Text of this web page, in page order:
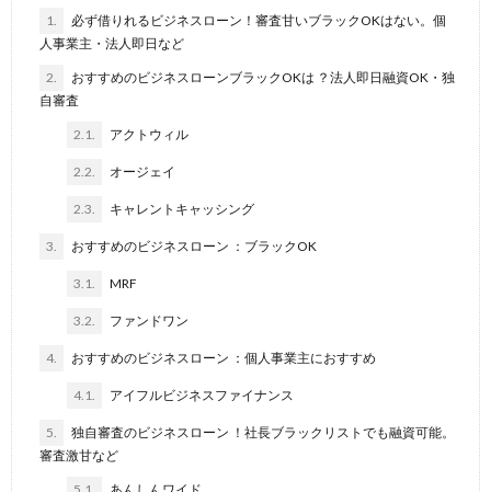
1.
必ず借りれるビジネスローン！審査甘いブラックOKはない。個
人事業主・法人即日など
2.
おすすめのビジネスローンブラックOKは ？法人即日融資OK・独
自審査
2.1. アクトウィル
2.2. オージェイ
2.3. キャレントキャッシング
3. おすすめのビジネスローン ：ブラックOK
3.1. MRF
3.2. ファンドワン
4. おすすめのビジネスローン ：個人事業主におすすめ
4.1. アイフルビジネスファイナンス
5.
独自審査のビジネスローン ！社長ブラックリストでも融資可能。
審査激甘など